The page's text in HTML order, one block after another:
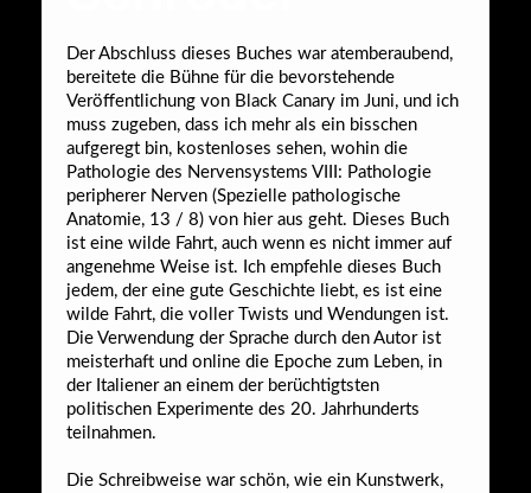
Der Abschluss dieses Buches war atemberaubend,
bereitete die Bühne für die bevorstehende
Veröffentlichung von Black Canary im Juni, und ich
muss zugeben, dass ich mehr als ein bisschen
aufgeregt bin, kostenloses sehen, wohin die
Pathologie des Nervensystems VIII: Pathologie
peripherer Nerven (Spezielle pathologische
Anatomie, 13 / 8) von hier aus geht. Dieses Buch
ist eine wilde Fahrt, auch wenn es nicht immer auf
angenehme Weise ist. Ich empfehle dieses Buch
jedem, der eine gute Geschichte liebt, es ist eine
wilde Fahrt, die voller Twists und Wendungen ist.
Die Verwendung der Sprache durch den Autor ist
meisterhaft und online die Epoche zum Leben, in
der Italiener an einem der berüchtigtsten
politischen Experimente des 20. Jahrhunderts
teilnahmen.
Die Schreibweise war schön, wie ein Kunstwerk,